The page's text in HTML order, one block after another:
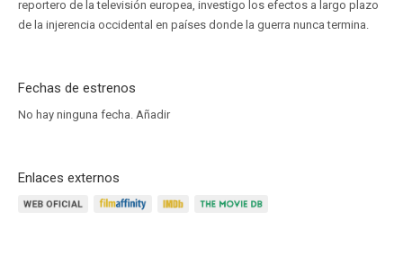
reportero de la televisión europea, investigo los efectos a largo plazo
de la injerencia occidental en países donde la guerra nunca termina.
Fechas de estrenos
No hay ninguna fecha. Añadir
Enlaces externos